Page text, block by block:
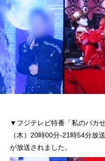
▼フジテレビ特番「私のバカ
（木）20時00分-21時54分放
が放送されました。